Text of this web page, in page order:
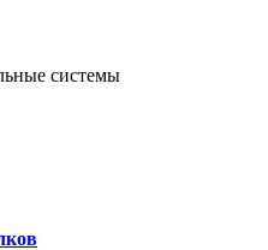
системы